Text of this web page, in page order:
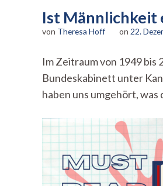
Ist Männlichkeit
von Theresa Hoff on 22.
Im Zeitraum von 1949 bis
Bundeskabinett unter
haben uns umgehört,